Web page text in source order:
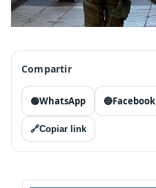
Compartir
🟢WhatsApp 🔵Facebook
🔗Copiar link